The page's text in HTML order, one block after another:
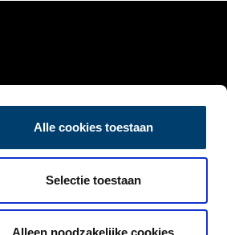
Alle cookies toestaan
Selectie toestaan
Alleen noodzakelijke cookies